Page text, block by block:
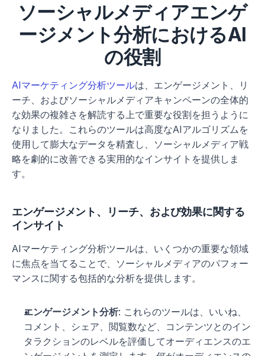
ソーシャルメディアエンゲ
ージメント分析におけるAI
の役割
AIマーケティング分析ツールは、エンゲージメント、リ
ーチ、およびソーシャルメディアキャンペーンの全体的
な効果の複雑さを解読する上で重要な役割を担うように
なりました。これらのツールは高度なAIアルゴリズムを
使用して膨大なデータを精査し、ソーシャルメディア戦
略を劇的に改善できる実用的なインサイトを提供しま
す。
エンゲージメント、リーチ、および効果に関する
インサイト
AIマーケティング分析ツールは、いくつかの重要な領域
に焦点を当てることで、ソーシャルメディアのパフォー
マンスに関する包括的な分析を提供します。
エンゲージメント分析: これらのツールは、いいね、
コメント、シェア、閲覧数など、コンテンツとのイン
タラクションのレベルを評価してオーディエンスのエ